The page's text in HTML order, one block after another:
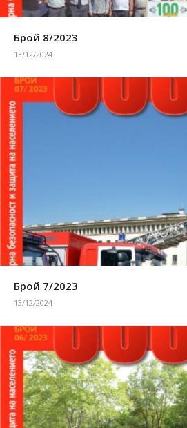
Брой 8/2023
13/12/2024
Брой 7/2023
13/12/2024